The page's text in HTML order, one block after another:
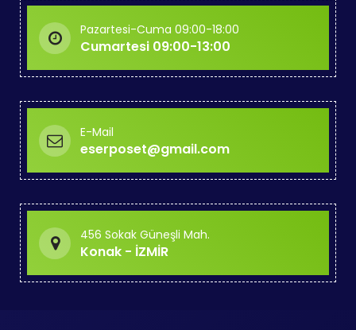
Pazartesi-Cuma 09:00-18:00
Cumartesi 09:00-13:00
E-Mail
eserposet@gmail.com
456 Sokak Güneşli Mah.
Konak - İZMİR